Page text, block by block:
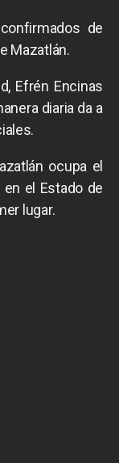
de
Mazatlán.
Efrén Encinas
diaria da a
ocupa el
el Estado de
lugar.